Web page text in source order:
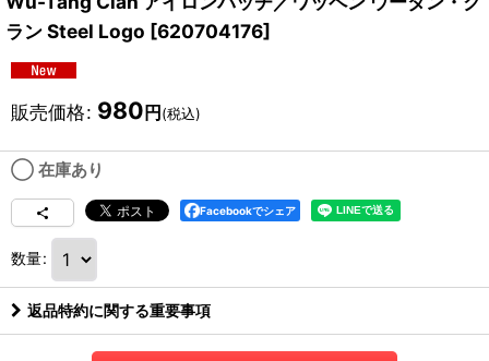
ラン Steel Logo [620704176]
販売価格: 980 円 (税込)
◯ 在庫あり
Facebookでシェア
数量:
返品特約に関する重要事項